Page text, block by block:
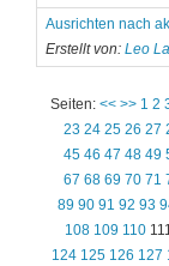
Ausrichten nach
Erstellt von: Leo
Seiten: << >> 1 2
23 24 25 26 27
45 46 47 48 49
67 68 69 70 71
89 90 91 92 93
108 109 110111
124 125 126 127